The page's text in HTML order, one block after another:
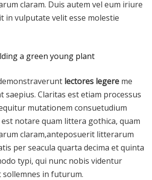
claram. Duis autem vel eum iriure
in vulputate velit esse molestie
lectores legere me
saepius. Claritas est etiam processus
mutationem consuetudium
notare quam littera gothica, quam
claram,anteposuerit litterarum
per seacula quarta decima et quinta
typi, qui nunc nobis videntur
sollemnes in futurum.